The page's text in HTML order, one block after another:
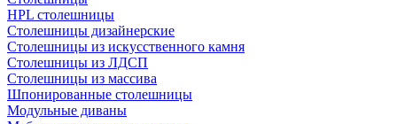
HPL столешницы
Столешницы дизайнерские
Столешницы из искусственного камня
Столешницы из ЛДСП
Столешницы из массива
Шпонированные столешницы
Модульные диваны